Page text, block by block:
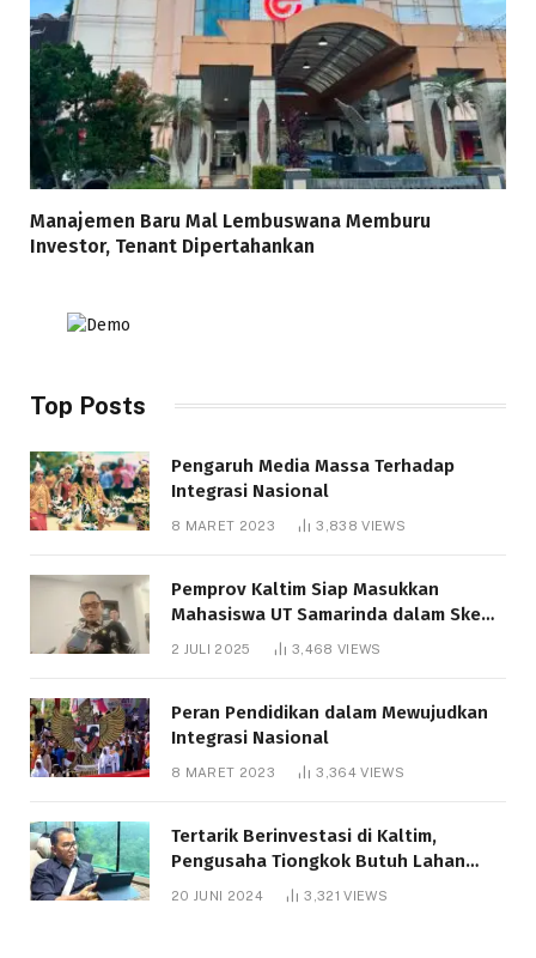
Manajemen Baru Mal Lembuswana Memburu
Investor, Tenant Dipertahankan
Top Posts
Pengaruh Media Massa Terhadap
Integrasi Nasional
8 MARET 2023 3,838VIEWS
Pemprov Kaltim Siap Masukkan
Mahasiswa UT Samarinda dalam Skema
Bantuan Pendidikan Gratispol
2 JULI 2025 3,468 VIEWS
Peran Pendidikan dalam Mewujudkan
Integrasi Nasional
8 MARET 2023 3,364VIEWS
Tertarik Berinvestasi di Kaltim,
Pengusaha Tiongkok Butuh Lahan
1.000 Hektare
20 JUNI 2024 3,321VIEWS